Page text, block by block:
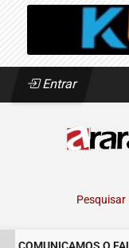
Entrar
Pesquisar